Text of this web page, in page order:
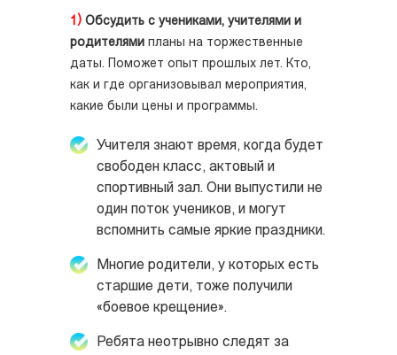
1) Обсудить с учениками, учителями и
родителями планы на торжественные
даты. Поможет опыт прошлых лет. Кто,
как и где организовывал мероприятия,
какие были цены и программы.
Учителя знают время, когда будет
свободен класс, актовый и
спортивный зал. Они выпустили не
один поток учеников, и могут
вспомнить самые яркие праздники.
Многие родители, у которых есть
старшие дети, тоже получили
«боевое крещение».
Ребята неотрывно следят за